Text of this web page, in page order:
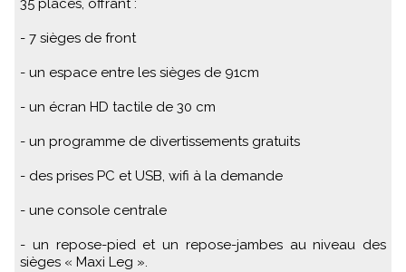
35 places, offrant :
- 7 sièges de front
- un espace entre les sièges de 91cm
- un écran HD tactile de 30 cm
- un programme de divertissements gratuits
- des prises PC et USB, wifi à la demande
- une console centrale
- un repose-pied et un repose-jambes au niveau des
sièges « Maxi Leg ».